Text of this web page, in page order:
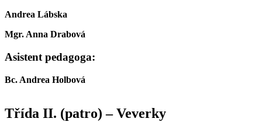
Andrea Lábska
Mgr. Anna Drabová
Asistent pedagoga:
Bc. Andrea Holbová
Třída II. (patro) – Veverky